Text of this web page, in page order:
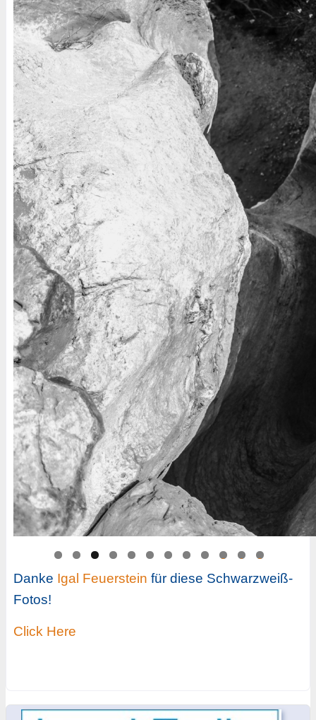
0 1
2
Danke Igal Feuerstein für diese Schwarzweiß-
Fotos!
Click Here